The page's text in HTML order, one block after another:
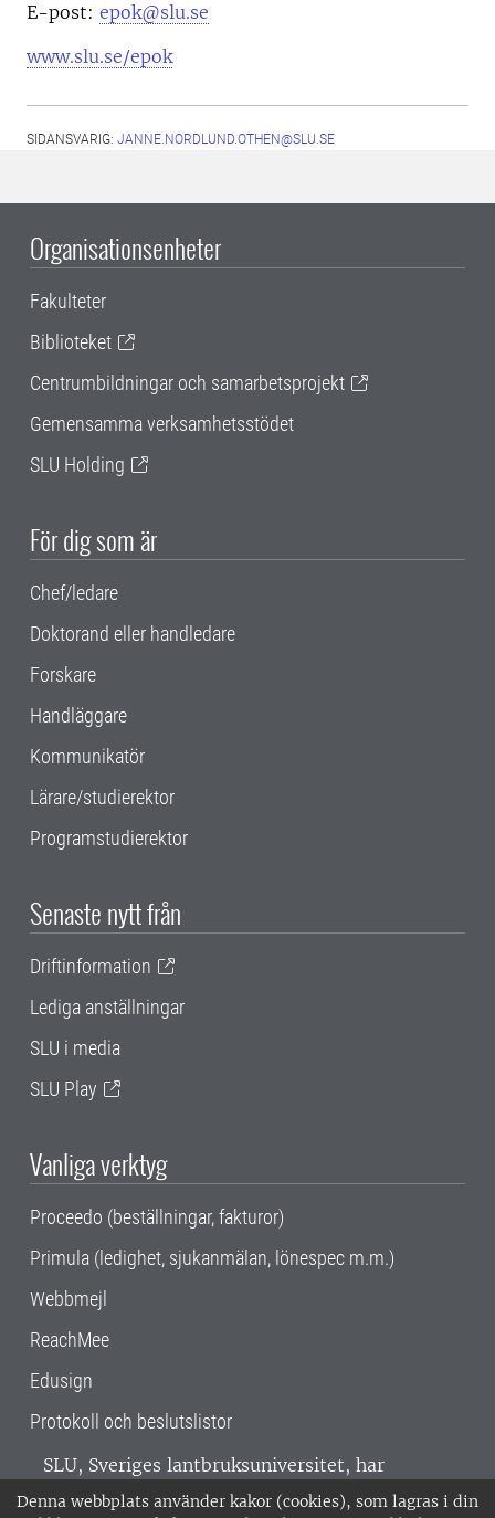
Denna webbplats använder kakor (cookies), som lagras i din
E-post: epok@slu.se
www.slu.se/epok
SIDANSVARIG: JANNE.NORDLUND.OTHEN@SLU.SE
Organisationsenheter
Fakulteter
Biblioteket
Centrumbildningar och samarbetsprojekt
Gemensamma verksamhetsstödet
SLU Holding
För dig som är
Chef/ledare
Doktorand eller handledare
Forskare
Handläggare
Kommunikatör
Lärare/studierektor
Programstudierektor
Senaste nytt från
Driftinformation
Lediga anställningar
SLU i media
SLU Play
Vanliga verktyg
Proceedo (beställningar, fakturor)
Primula (ledighet, sjukanmälan, lönespec m.m.)
Webbmejl
ReachMee
Edusign
Protokoll och beslutslistor
SLU, Sveriges lantbruksuniversitet, har
verksamhet över hela Sverige. Huvudorter är